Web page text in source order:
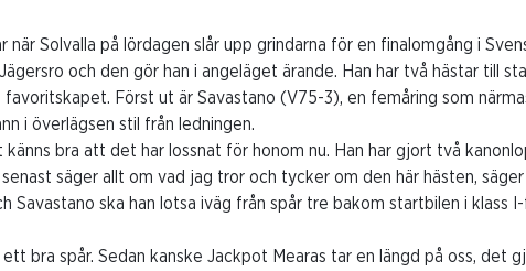
när Solvalla på lördagen slår upp grindarna för en finalomgång i
och den gör han i angeläget ärande. Han har två hästar till
Först ut är Savastano (V75-3), en femåring som
i överlägsen stil från ledningen.
känns bra att det har lossnat för honom nu. Han har gjort två
säger allt om vad jag tror och tycker om den här hästen, säger
Savastano ska han lotsa iväg från spår tre bakom startbilen i klass
bra spår. Sedan kanske Jackpot Mearas tar en längd på oss, det